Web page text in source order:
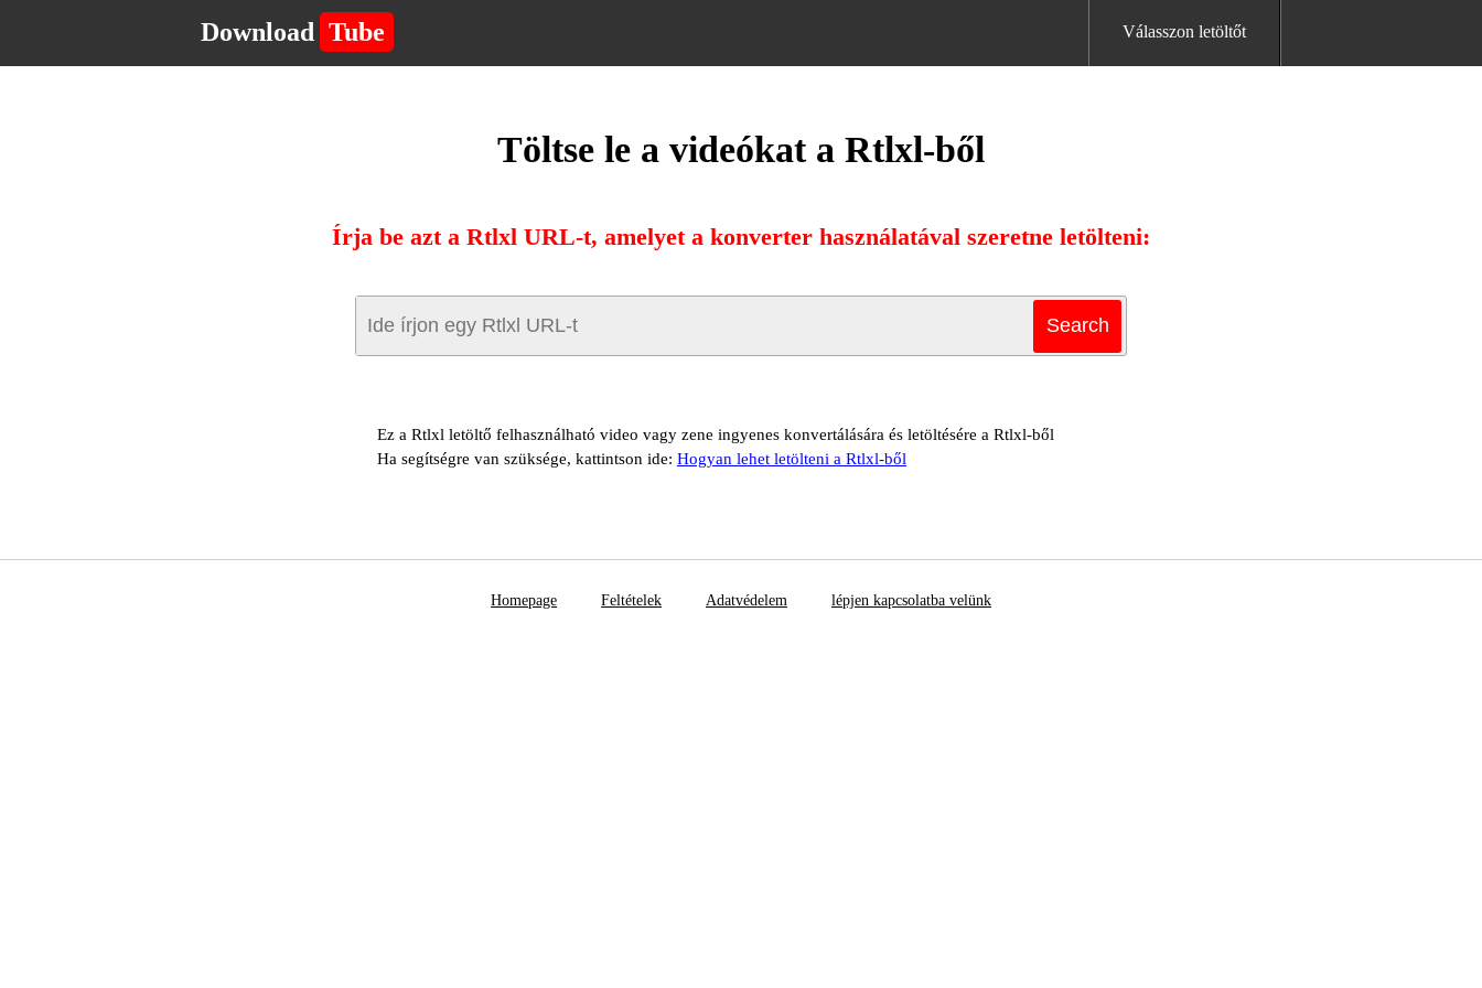
Download Tube Válasszon letöltőt
Töltse le a videókat a Rtlxl-ből
Írja be azt a Rtlxl URL-t, amelyet a konverter használatával szeretne letölteni:
Ez a Rtlxl letöltő felhasználható video vagy zene ingyenes konvertálására és letöltésére a Rtlxl-ből
Ha segítségre van szüksége, kattintson ide: Hogyan lehet letölteni a Rtlxl-ből
Homepage Feltételek Adatvédelem lépjen kapcsolatba velünk